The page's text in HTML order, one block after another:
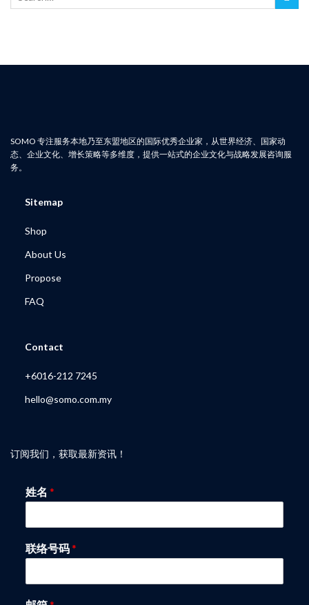
SOMO 专注服务本地乃至东盟地区的国际优秀企业家，从世界经济、国家动
态、企业文化、增长策略等多维度，提供一站式的企业文化与战略发展咨询服
务。
Sitemap
Shop
About Us
Propose
FAQ
Contact
+6016-212 7245
hello@somo.com.my
订阅我们，获取最新资讯！
姓名 *
联络号码*